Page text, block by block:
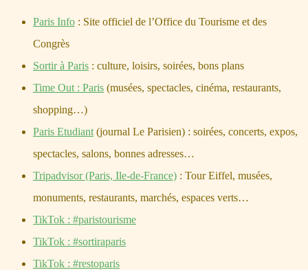
Paris Info : Site officiel de l’Office du Tourisme et des
Congrès
Sortir à Paris : culture, loisirs, soirées, bons plans
Time Out : Paris (musées, spectacles, cinéma, restaurants,
shopping…)
Paris Etudiant (journal Le Parisien) : soirées, concerts, expos,
spectacles, salons, bonnes adresses…
Tripadvisor (Paris, Ile-de-France) : Tour Eiffel, musées,
monuments, restaurants, marchés, espaces verts…
TikTok : #paristourisme
TikTok : #sortiraparis
TikTok : #restoparis